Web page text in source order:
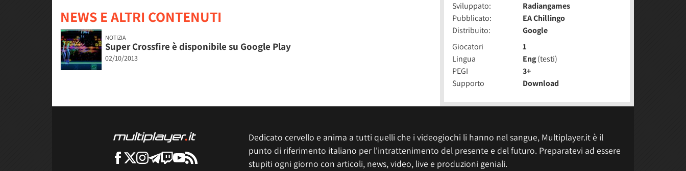
NEWS E ALTRI CONTENUTI
NOTIZIA
Super Crossfire è disponibile su Google Play
02/10/2013
Sviluppato:
Radiangames
Pubblicato:
EA Chillingo
Distribuito:
Google
Giocatori
1
Lingua
Eng(testi)
PEGI
3+
Supporto
Download
Dedicato cervello e anima a tutti quelli che i videogiochi li hanno nel sangue, Multiplayer.it è il
punto di riferimento italiano per l'intrattenimento del presente e del futuro. Preparatevi ad essere
stupiti ogni giorno con articoli, news, video, live e produzioni geniali.